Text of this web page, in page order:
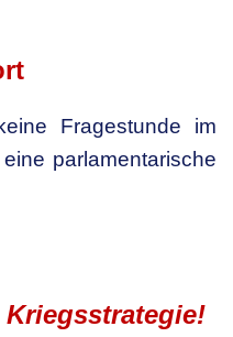
Fragestunde im
parlamentarische